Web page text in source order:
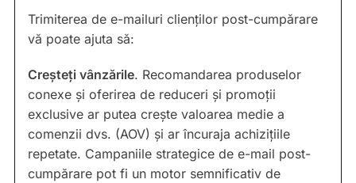
Trimiterea de e-mailuri clienților post-cumpărare
vă poate ajuta să:
Creșteți vânzările. Recomandarea produselor
conexe și oferirea de reduceri și promoții
exclusive ar putea crește valoarea medie a
comenzii dvs. (AOV) și ar încuraja achizițiile
repetate. Campaniile strategice de e-mail post-
cumpărare pot fi un motor semnificativ de